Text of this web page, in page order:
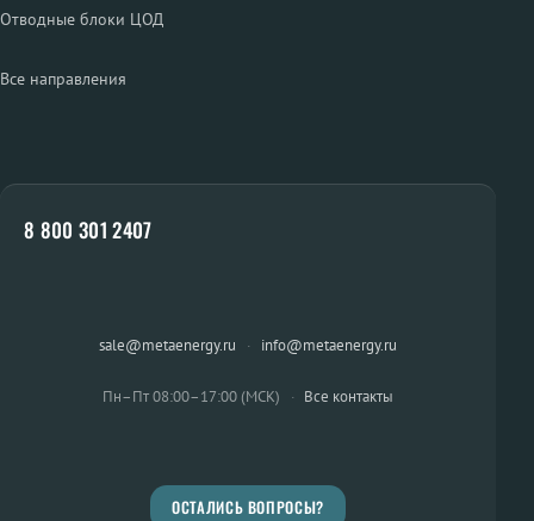
Отводные блоки ЦОД
Все направления
8 800 301 2407
sale@metaenergy.ru · info@metaenergy.ru
Пн–Пт 08:00–17:00 (МСК) · Все контакты
ОСТАЛИСЬ ВОПРОСЫ?